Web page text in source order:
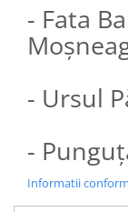
- Fata
- Ursul
-
Informatii